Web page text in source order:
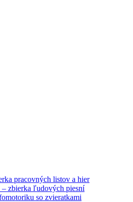
pracovných listov a hier
zbierka ľudových piesní
so zvieratkami